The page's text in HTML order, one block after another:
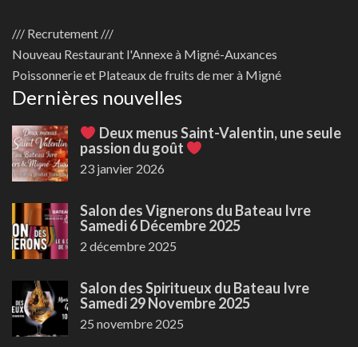
/// Recrutement ///
Nouveau Restaurant l'Annexe à Migné-Auxances
Poissonnerie et Plateaux de fruits de mer à Migné
Dernières nouvelles
Deux menus Saint-Valentin, une seule
passion du goût
23 janvier 2026
Salon des Vignerons du Bateau Ivre
Samedi 6 Décembre 2025
2 décembre 2025
Salon des Spiritueux du Bateau Ivre
Samedi 29 Novembre 2025
25 novembre 2025